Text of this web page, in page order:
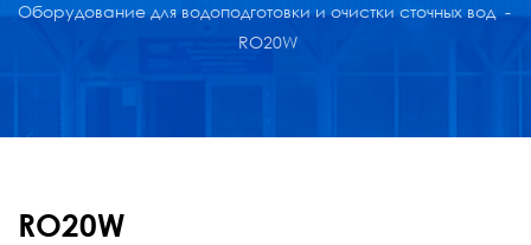
Оборудование для водоподготовки и очистки сточных вод
RO20W
RO20W